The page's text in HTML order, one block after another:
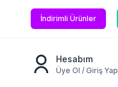
İndirimli Ürünler
Hesabım
Üye Ol / Giriş Yap